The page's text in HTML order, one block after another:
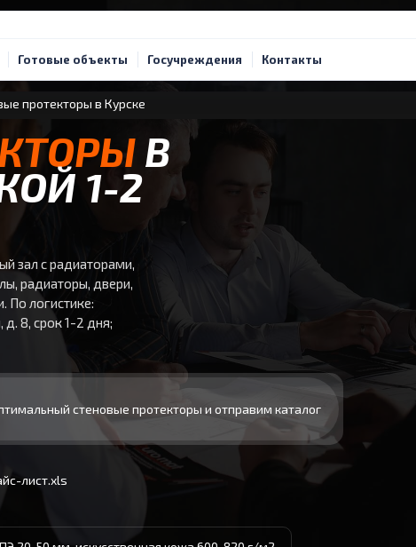
Готовые объекты Госучреждения Контакты
протекторы в Курске
В
1-2
зал с радиаторами,
радиаторы, двери,
По логистике:
д. 8, срок 1-2 дня;
стеновые протекторы и отправим каталог
лист.xls